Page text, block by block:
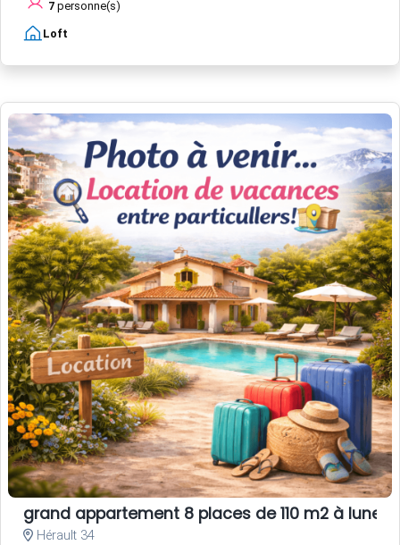
7 personne(s)
Loft
grand appartement 8 places de 110 m2 à lunel
Hérault 34